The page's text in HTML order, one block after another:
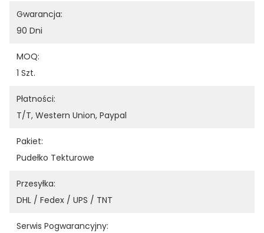
Gwarancja:
90 Dni
MOQ:
1 Szt.
Płatności:
T/T, Western Union, Paypal
Pakiet:
Pudełko Tekturowe
Przesyłka:
DHL / Fedex / UPS / TNT
Serwis Pogwarancyjny: